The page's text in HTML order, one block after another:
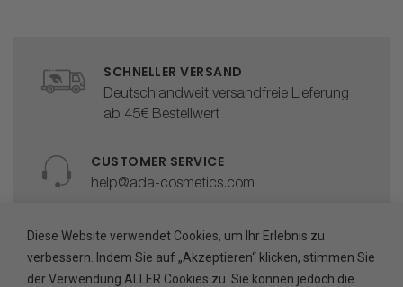
SCHNELLER VERSAND
Deutschlandweit versandfreie Lieferung
ab 45€ Bestellwert
CUSTOMER SERVICE
help@ada-cosmetics.com
HÖCHSTE PRODUKTQUALITÄT
Hergestellt in der EU
Diese Website verwendet Cookies, um Ihr Erlebnis zu
verbessern. Indem Sie auf „Akzeptieren“ klicken, stimmen Sie
der Verwendung ALLER Cookies zu. Sie können jedoch die